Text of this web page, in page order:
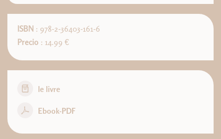
ISBN : 978-2-36403-161-6
Precio : 14.99 €
le livre
Ebook-PDF